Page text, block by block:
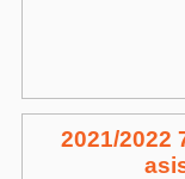
2021/2022